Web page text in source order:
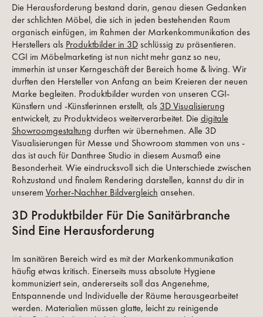
Die Herausforderung bestand darin, genau diesen Gedanken
der schlichten Möbel, die sich in jeden bestehenden Raum
organisch einfügen, im Rahmen der Markenkommunikation des
Herstellers als Produktbilder in 3Dschlüssig zu präsentieren.
CGI im Möbelmarketing ist nun nicht mehr ganz so neu,
immerhin ist unser Kerngeschäft der Bereich home & living. Wir
durften den Hersteller von Anfang an beim Kreieren der neuen
Marke begleiten. Produktbilder wurden von unseren CGI-
Künstlern und -Künstlerinnen erstellt, als 3D Visualisierung
entwickelt, zu Produktvideos weiterverarbeitet. Die digitale
Showroomgestaltung durften wir übernehmen. Alle 3D
Visualisierungen für Messe und Showroom stammen von uns -
das ist auch für Danthree Studio in diesem Ausmaß eine
Besonderheit. Wie eindrucksvoll sich die Unterschiede zwischen
Rohzustand und finalem Rendering darstellen, kannst du dir in
unserem Vorher-Nachher Bildvergleich ansehen.
3D Produktbilder Für Die Sanitärbranche
Sind Eine Herausforderung
Im sanitären Bereich wird es mit der Markenkommunikation
häufig etwas kritisch. Einerseits muss absolute Hygiene
kommuniziert sein, andererseits soll das Angenehme,
Entspannende und Individuelle der Räume herausgearbeitet
werden. Materialien müssen glatte, leicht zu reinigende